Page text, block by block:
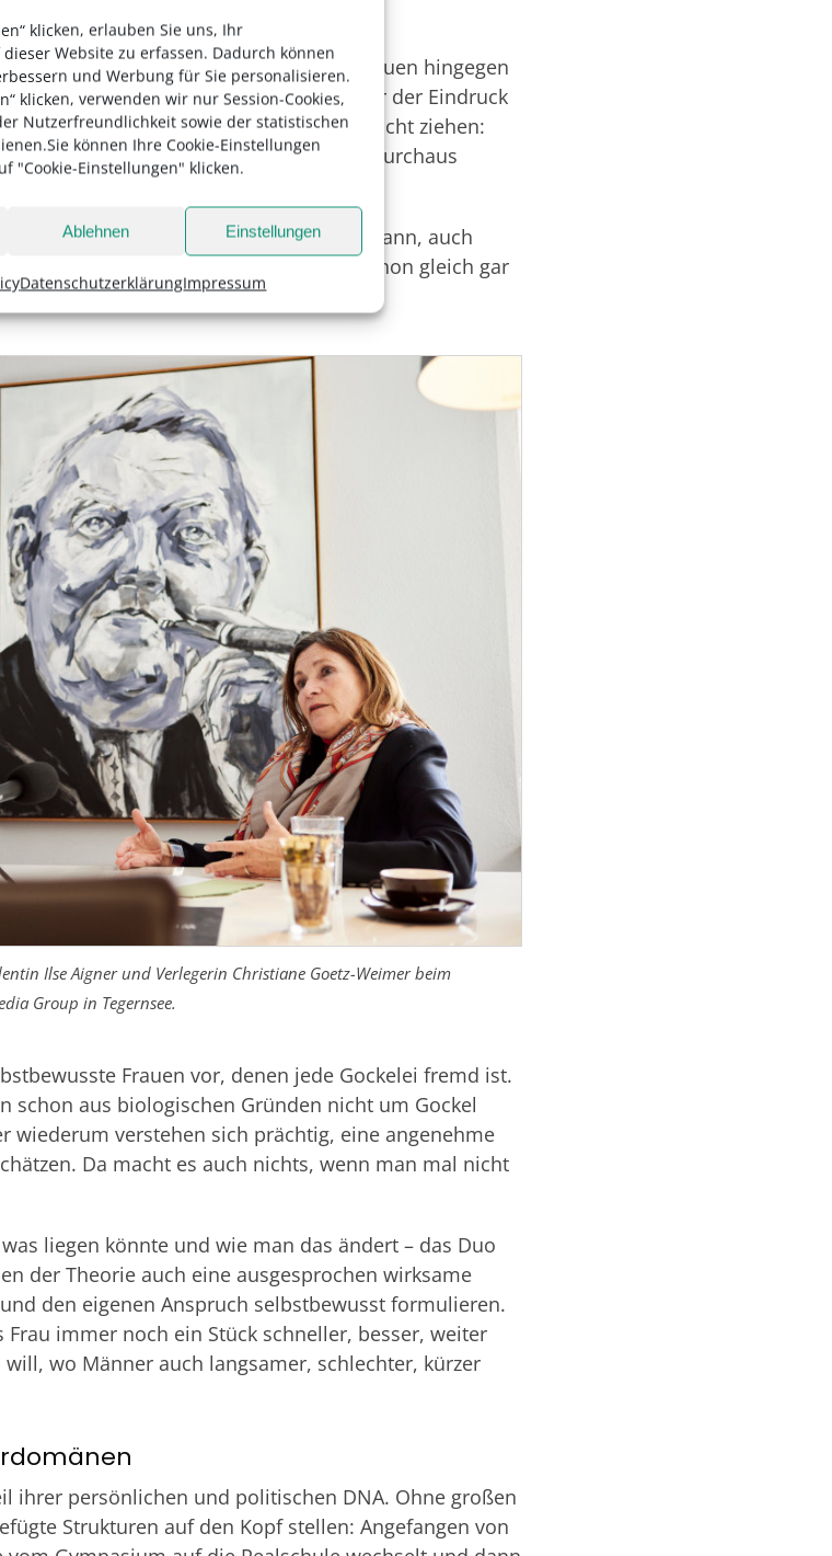
klicken, erlauben Sie uns, Ihr
Website zu erfassen. Dadurch können
und Werbung für Sie personalisieren.
klicken, verwenden wir nur Session-Cookies,
Nutzerfreundlichkeit sowie der statistischen
können Ihre Cookie-Einstellungen
"Cookie-Einstellungen" klicken.
Ablehnen Einstellungen
DatenschutzerklärungImpressum
Männern anerkennend zubilligt. Frauen hingegen
eher nachteilig ausgelegt. Falls hier der Eindruck
in eine ideologisch aufgeladene Schlacht ziehen:
so viel wie sie redet (und das ist ein durchaus
Menschen, die man sich vorstellen kann, auch
ist und für eine Landtagspräsidentin schon gleich gar
Ilse Aigner und Verlegerin Christiane Goetz-Weimer beim
Group in Tegernsee.
Frauen vor, denen jede Gockelei fremd ist.
schon aus biologischen Gründen nicht um Gockel
wiederum verstehen sich prächtig, eine angenehme
Da macht es auch nichts, wenn man mal nicht
liegen könnte und wie man das ändert – das Duo
der Theorie auch eine ausgesprochen wirksame
den eigenen Anspruch selbstbewusst formulieren.
immer noch ein Stück schneller, besser, weiter
wo Männer auch langsamer, schlechter, kürzer
ihrer persönlichen und politischen DNA. Ohne großen
Strukturen auf den Kopf stellen: Angefangen von